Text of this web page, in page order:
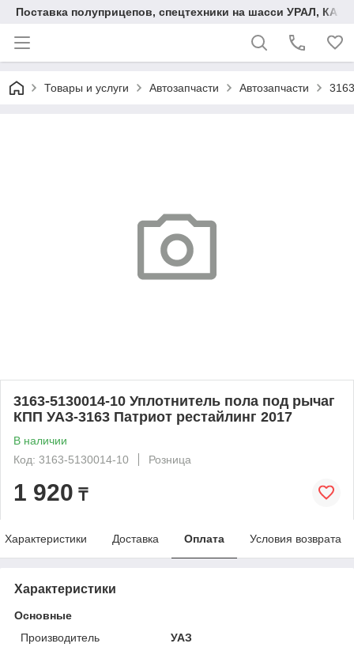
Поставка полуприцепов, спецтехники на шасси УРАЛ,
Товары и услуги Автозапчасти Автозапчасти
3163-5130014-10 Уплотнитель пола под рычаг
КПП УАЗ-3163 Патриот рестайлинг 2017
В наличии
Код: 3163-5130014-10
Розница
1 920 ₸
Характеристики Доставка Оплата Условия возврата
Характеристики
Основные
Производитель
УАЗ